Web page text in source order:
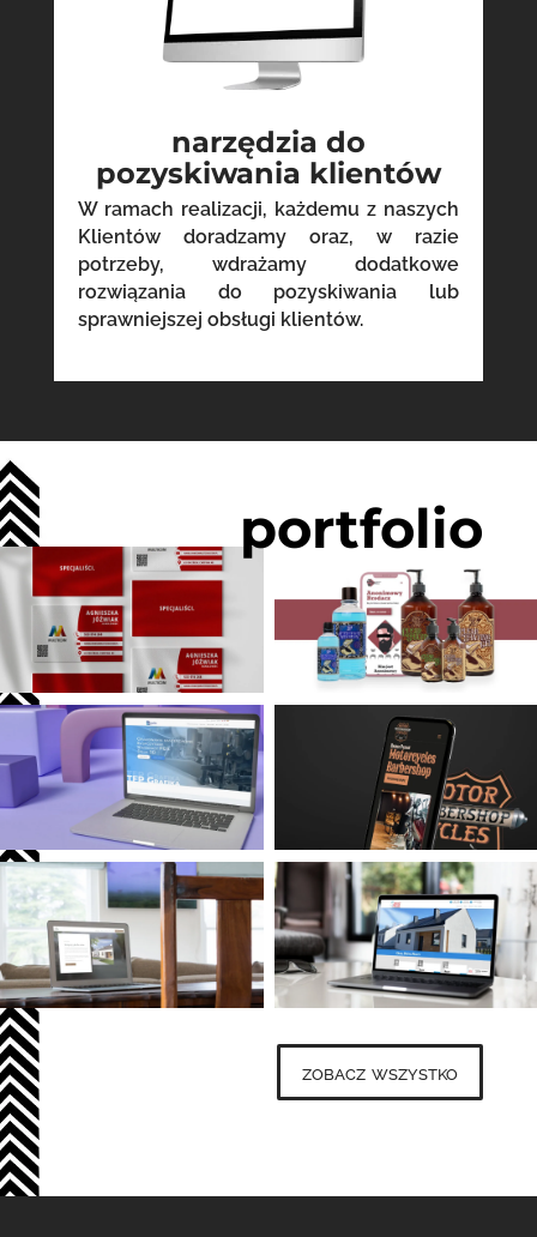
narzędzia do
pozyskiwania klientów
W ramach realizacji, każdemu z naszych
Klientów doradzamy oraz, w razie
potrzeby, wdrażamy dodatkowe
rozwiązania do pozyskiwania lub
sprawniejszej obsługi klientów.
portfolio
zobacz wszystko